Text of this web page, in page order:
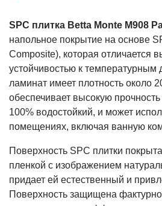
SPC плитка Betta Monte M908
напольное покрытие на основе
Composite), которая отличается
устойчивостью к
ламинат имеет плотность около
обеспечивает высокую
100% водостойкий, и может
помещениях, включая ванную
Поверхность SPC плитки
пленкой с изображением
придает ей естественный и
Поверхность защищена